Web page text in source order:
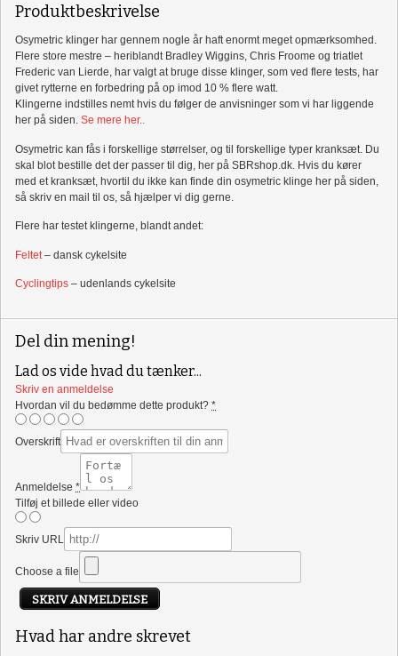
Produktbeskrivelse
Osymetric klinger har gennem nogle år haft enormt meget opmærksomhed.
Flere store mestre – heriblandt Bradley Wiggins, Chris Froome og triatlet
Frederic van Lierde, har valgt at bruge disse klinger, som ved flere tests, har
givet rytterne en forbedring på op imod 10 % flere watt.
Klingerne indstilles nemt hvis du følger de anvisninger som vi har liggende
her på siden. Se mere her..
Osymetric kan fås i forskellige størrelser, og til forskellige typer kranksæt. Du
skal blot bestille det der passer til dig, her på SBRshop.dk. Hvis du kører
med et kranksæt, hvortil du ikke kan finde din osymetric klinge her på siden,
så skriv en mail til os, så hjælper vi dig gerne.
Flere har testet klingerne, blandt andet:
Feltet – dansk cykelsite
Cyclingtips – udenlands cykelsite
Del din mening!
Lad os vide hvad du tænker...
Skriv en anmeldelse
Hvordan vil du bedømme dette produkt? *
Overskrift
Anmeldelse *
Tilføj et billede eller video
Skriv URL
Choose a file
SKRIV ANMELDELSE
Hvad har andre skrevet